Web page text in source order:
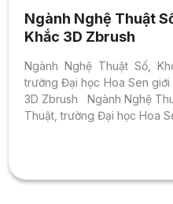
Ngành Nghệ Thuật
Khắc 3D Zbrush
Ngành Nghệ Thuật Số,
trường Đại học Hoa Sen
3D Zbrush Ngành Nghệ
Thuật, trường Đại học Hoa